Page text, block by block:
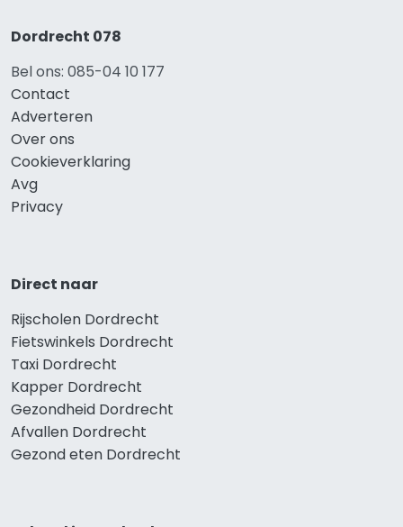
Dordrecht 078
Bel ons: 085-04 10 177
Contact
Adverteren
Over ons
Cookieverklaring
Avg
Privacy
Direct naar
Rijscholen Dordrecht
Fietswinkels Dordrecht
Taxi Dordrecht
Kapper Dordrecht
Gezondheid Dordrecht
Afvallen Dordrecht
Gezond eten Dordrecht